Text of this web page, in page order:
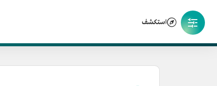
استكشف